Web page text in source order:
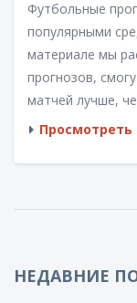
Футбольные
популярными
материале мы
прогнозов,
матчей лучше,
учитывать при
помощью
НЕДАВНИЕ